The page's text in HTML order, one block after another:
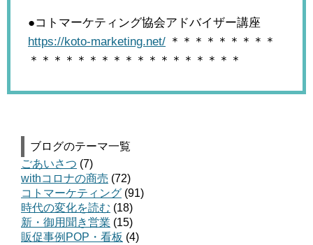
●コトマーケティング協会アドバイザー講座
https://koto-marketing.net/ ＊＊＊＊＊＊＊＊＊
＊＊＊＊＊＊＊＊＊＊＊＊＊＊＊＊＊＊
ブログのテーマ一覧
ごあいさつ (7)
withコロナの商売 (72)
コトマーケティング (91)
時代の変化を読む (18)
新・御用聞き営業 (15)
販促事例POP・看板 (4)